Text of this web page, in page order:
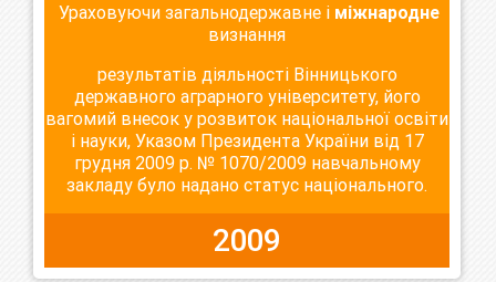
Ураховуючи загальнодержавне і міжнародне
визнання
результатів діяльності Вінницького
державного аграрного університету, його
вагомий внесок у розвиток національної освіти
і науки, Указом Президента України від 17
грудня 2009 р. № 1070/2009 навчальному
закладу було надано статус національного.
2009